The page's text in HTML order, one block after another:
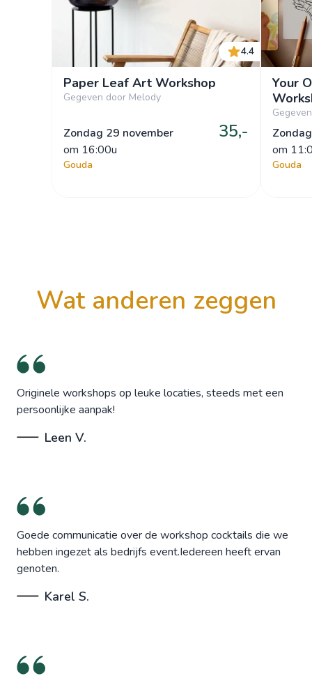
4.4
Paper Leaf Art Workshop
Gegeven door Melody
Zondag 29 november
om 16:00u
35,-
Gouda
Your
om
Gouda
wat anderen zeggen
Originele workshops op leuke locaties, steeds met een
persoonlijke aanpak!
Leen V.
Goede communicatie over de workshop cocktails die we
hebben ingezet als bedrijfs event.Iedereen heeft ervan
genoten.
Karel S.